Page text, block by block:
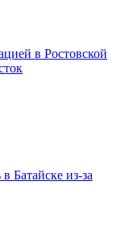
в Ростовской
Батайске из-за